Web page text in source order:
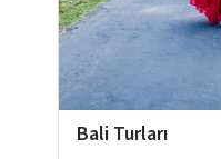
Bali Turları